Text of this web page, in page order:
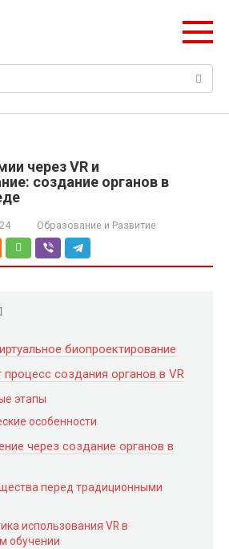
через VR и
создание органов в
Образование и Развитие
биопроектирование
процесс создания органов в VR
этапы
особенности
через создание органов в
перед традиционными
использования VR в
обучении